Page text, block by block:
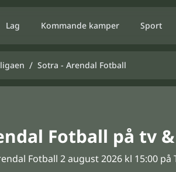
Lag Kommande kamper Sport
/ Sotra - Arendal Fotball
Fotball på tv
Fotball 2 august 2026 kl 15:00